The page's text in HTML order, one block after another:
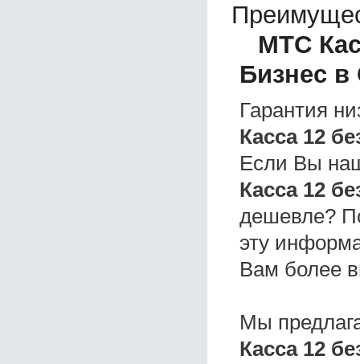
МТС
Бизнес
Гарантия
Касса 12
Если Вы
Касса 12
дешевле?
эту
Вам более
Мы
Касса 12